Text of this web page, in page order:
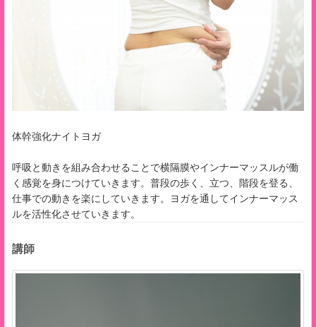
体幹強化ナイトヨガ
呼吸と動きを組み合わせることで横隔膜やインナーマッスルが働
く感覚を身につけていきます。普段の歩く、立つ、階段を登る、
仕事での動きを楽にしていきます。ヨガを通してインナーマッス
ルを活性化させていきます。
講師